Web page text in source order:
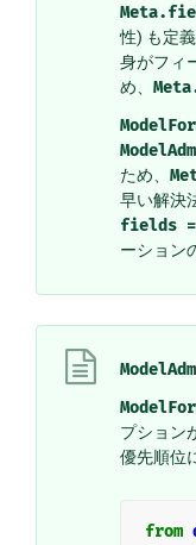
性) も定
身がフィ
め、
ため、
早い解決
fields =
ーション
プション
優先順位
from